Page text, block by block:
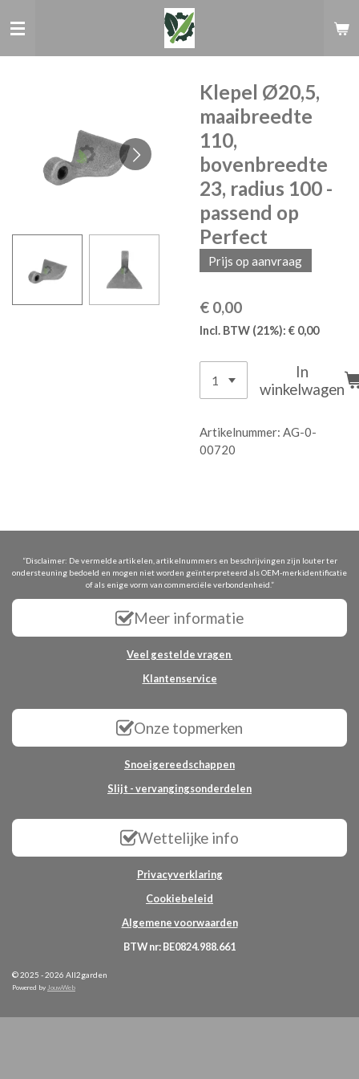
direct
Klepel Ø20,5,
maaibreedte
110,
bovenbreedte
23, radius 100 -
passend op
Perfect
Prijs op aanvraag
€ 0,00
Incl. BTW (21%): € 0,00
In
winkelwagen
Artikelnummer: AG-0-
00720
“Disclaimer: De vermelde artikelen, artikelnummers en beschrijvingen zijn louter ter
ondersteuning bedoeld en mogen niet worden geïnterpreteerd als OEM-merkidentificatie
of als enige vorm van commerciële verbondenheid.”
Meer informatie
Veel gestelde vragen
Klantenservice
Onze topmerken
Snoeigereedschappen
Slijt - vervangingsonderdelen
Wettelijke info
Privacyverklaring
Cookiebeleid
Algemene voorwaarden
BTW nr: BE0824.988.661
© 2025 - 2026 All2garden
Powered by JouwWeb